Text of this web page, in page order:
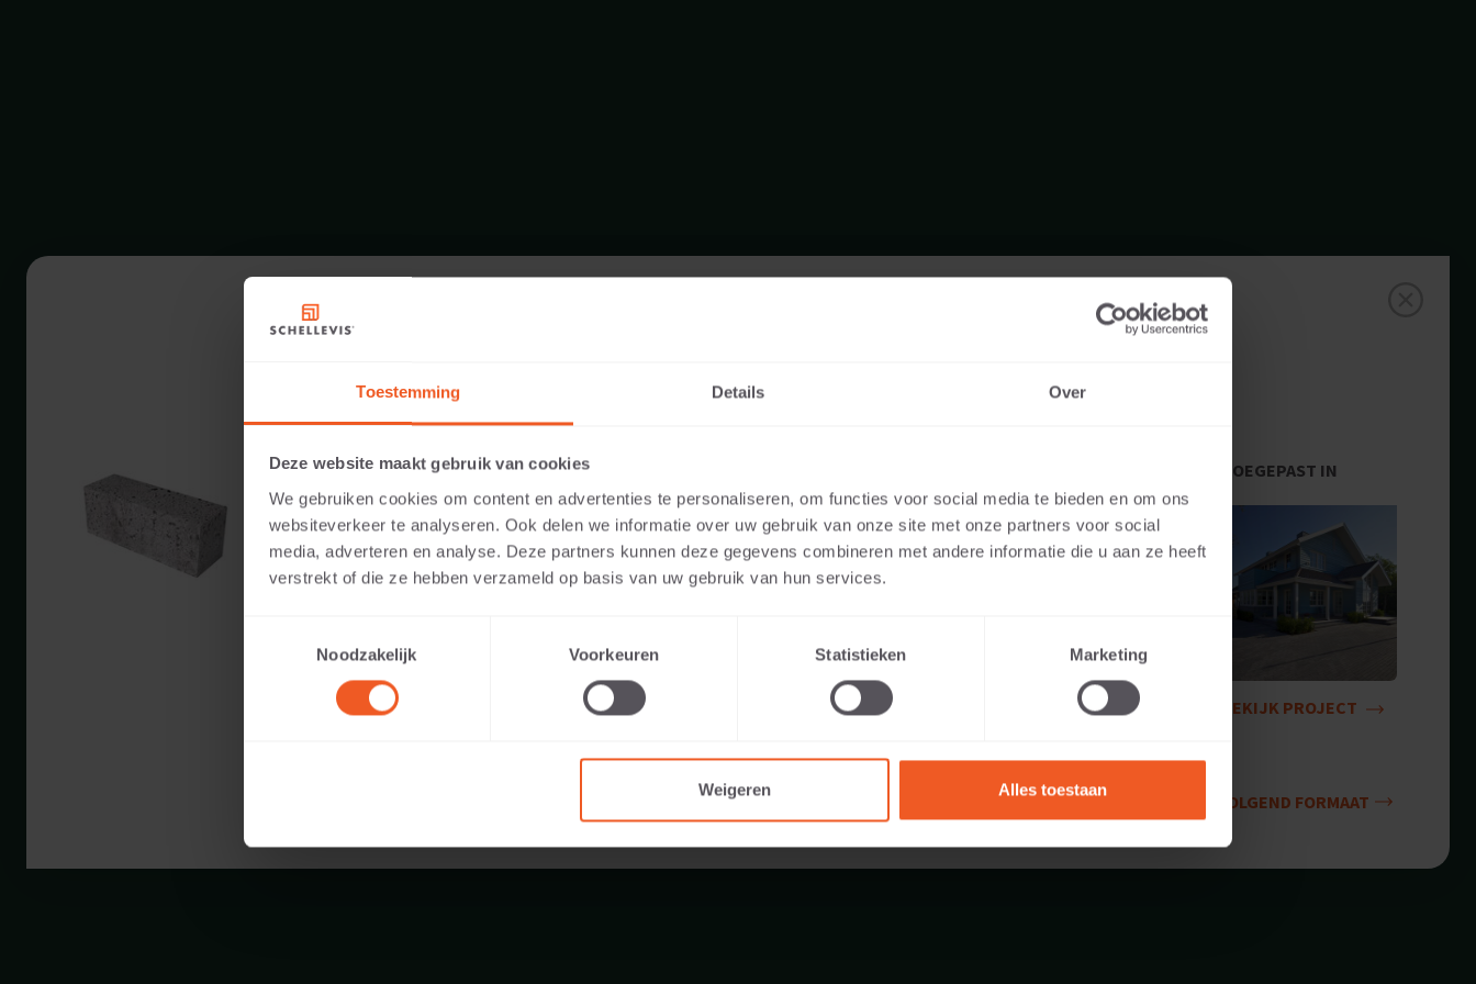
Toestemming Details Over
Deze website maakt gebruik van cookies
We gebruiken cookies om content en advertenties te personaliseren, om functies voor social media te bieden en om ons
websiteverkeer te analyseren. Ook delen we informatie over uw gebruik van onze site met onze partners voor social
media, adverteren en analyse. Deze partners kunnen deze gegevens combineren met andere informatie die u aan ze heeft
verstrekt of die ze hebben verzameld op basis van uw gebruik van hun services.
Noodzakelijk
Voorkeuren Statistieken Marketing
Weigeren Alles toestaan
8 CM DIKTE
Beschikbare kleuren:
Toepasbaar voor:
TOEGEPAST IN
BEKIJK PROJECT
VOLGEND FORMAAT